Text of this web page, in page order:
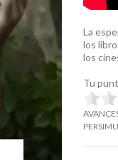
La
los
los
Tu